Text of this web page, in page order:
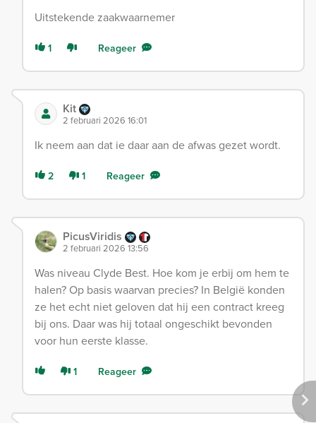
Uitstekende zaakwaarnemer
1 Reageer
Kit
2 februari 2026 16:01
Ik neem aan dat ie daar aan de afwas gezet wordt.
2 1 Reageer
PicusViridis
2 februari 2026 13:56
Was niveau Clyde Best. Hoe kom je erbij om hem te
halen? Op basis waarvan precies? In België konden
ze het echt niet geloven dat hij een contract kreeg
bij ons. Daar was hij totaal ongeschikt bevonden
voor hun eerste klasse.
1 Reageer